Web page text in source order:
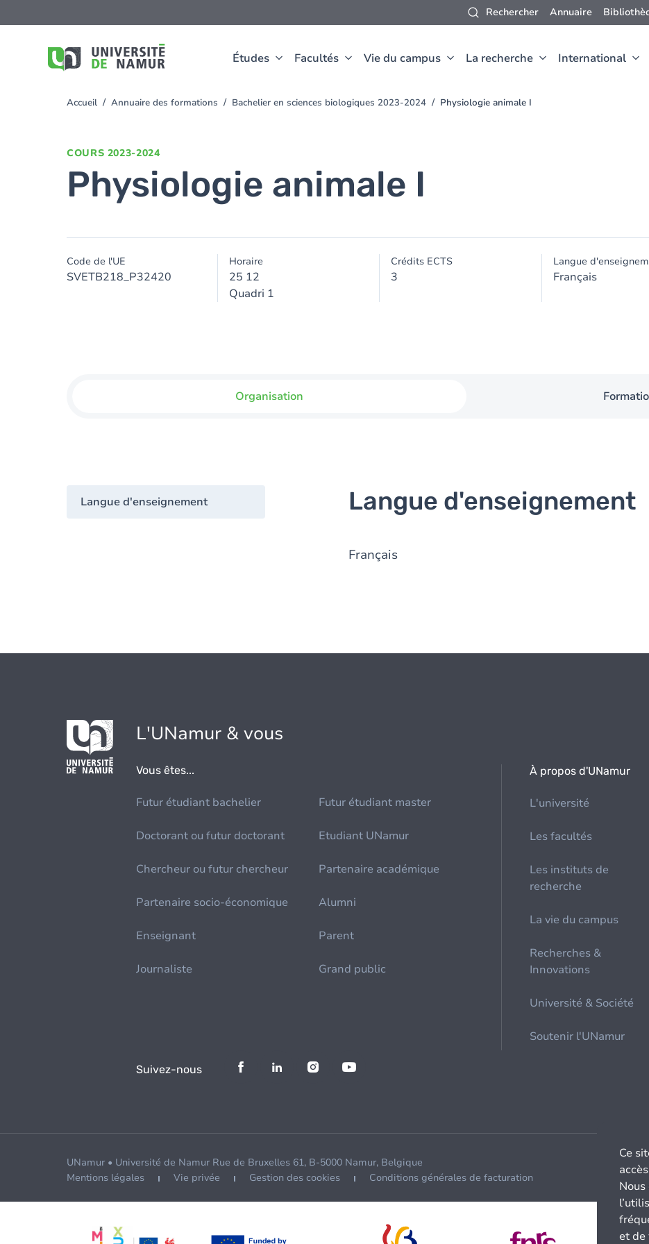
Rechercher Annuaire
Études Facultés Vie du campus La recherche International
au
You
Accueil Annuaire des formations Bachelier en sciences biologiques 2023-2024 Physiologie animale I
COURS 2023-2024
Physiologie animale I
Code de l'UE
SVETB218_P32420
Horaire
25 12
Quadri 1
Crédits ECTS
3
Langue
Français
Organisation
Langue d'enseignement Langue d'enseignement
Français
L'UNamur & vous
Vous êtes...
Futur étudiant bachelier Futur étudiant master
Doctorant ou futur doctorant Etudiant UNamur
Chercheur ou futur chercheur Partenaire académique
Partenaire socio-économique Alumni
Enseignant Parent
Journaliste Grand public
À propos d'UNamur
L'université
Les facultés
Les instituts de
recherche
La vie du campus
Recherches &
Innovations
Université & Société
Soutenir l'UNamur
Suivez-nous
UNamur • Université de Namur Rue de Bruxelles 61, B-5000 Namur, Belgique
Mentions légales
Vie privée Gestion des cookies Conditions générales de facturation
Ce
et de